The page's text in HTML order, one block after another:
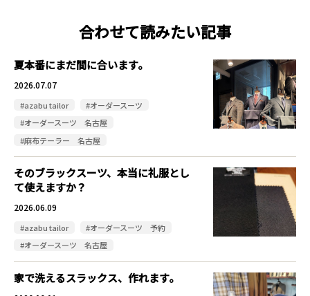
合わせて読みたい記事
夏本番にまだ間に合います。
2026.07.07
#azabu tailor
#オーダースーツ
#オーダースーツ 名古屋
#麻布テーラー 名古屋
そのブラックスーツ、本当に礼服とし
て使えますか？
2026.06.09
#azabu tailor
#オーダースーツ 予約
#オーダースーツ 名古屋
家で洗えるスラックス、作れます。